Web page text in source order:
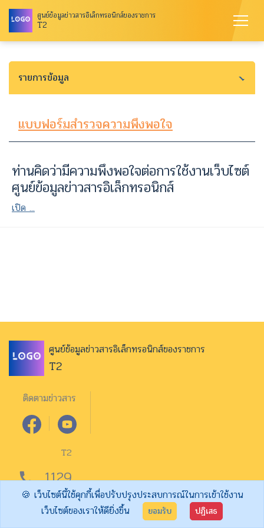
ศูนย์ข้อมูลข่าวสารอิเล็กทรอนิกส์ของราชการ
T2
รายการข้อมูล
แบบฟอร์มสำรวจความพึงพอใจ
ท่านคิดว่ามีความพึงพอใจต่อการใช้งานเว็บไซต์
ศูนย์ข้อมูลข่าวสารอิเล็กทรอนิกส์
เปิด ...
ศูนย์ข้อมูลข่าวสารอิเล็กทรอนิกส์ของราชการ
T2
ติดตามข่าวสาร
T2
call 1129
จำนวนผู้เข้าชม 03151
🍪 เว็บไซต์นี้ใช้คุกกี้เพื่อปรับปรุงประสบการณ์ในการเข้าใช้งาน
เว็บไซต์ของเราให้ดียิ่งขึ้น
ยอมรับ ปฏิเสธ